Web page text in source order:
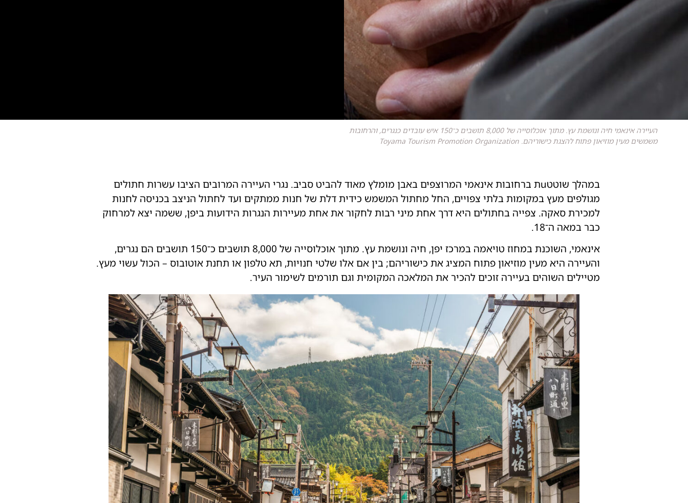
העיירה אינאמי חיה ונושמת עץ. מתוך אוכלוסייה של 8,000 תושבים כ־150 איש עובדים כנגרים, והרחובות
משמשים מעין מוזיאון פתוח להצגת כישוריהם. Toyama Tourism Promotion Organization
במהלך שוטטuת ברחובות אינאמי המרוצפים באבן מומלץ מאוד להביט סביב. נגרי העיירה המרובים הציבו עשרות חתולים
מגולפים מעץ במקומות בלתי צפויים, החל מחתול המשמש כידית דלת של חנות ממתקים ועד לחתול הניצב בכניסה לחנות
למכירת סאקה. צפייה בחתולים היא דרך אחת מיני רבות לחקור את אחת מעיירות הנגרות הידועות ביפן, ששמה יצא למרחוק
כבר במאה ה־18.
אינאמי, השוכנת במחוז טויאמה במרכז יפן, חיה ונושמת עץ. מתוך אוכלוסייה של 8,000 תושבים כ־150 תושבים הם נגרים,
והעיירה היא מעין מוזיאון פתוח המציג את כישוריהם; בין אם אלו שלטי חנויות, תא טלפון או תחנת אוטובוס – הכול עשוי מעץ.
מטיילים השוהים בעיירה זוכים להכיר את המלאכה המקומית וגם תורמים לשימור העיר.